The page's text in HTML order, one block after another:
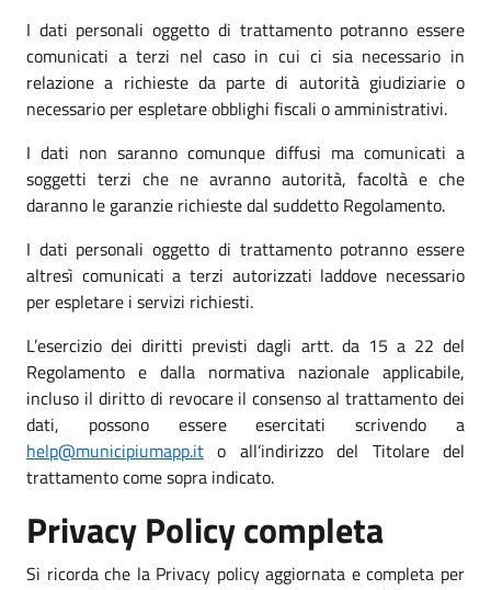
I dati personali oggetto di trattamento potranno essere
comunicati a terzi nel caso in cui ci sia necessario in
relazione a richieste da parte di autorità giudiziarie o
necessario per espletare obblighi fiscali o amministrativi.
I dati non saranno comunque diffusi ma comunicati a
soggetti terzi che ne avranno autorità, facoltà e che
daranno le garanzie richieste dal suddetto Regolamento.
I dati personali oggetto di trattamento potranno essere
altresì comunicati a terzi autorizzati laddove necessario
per espletare i servizi richiesti.
L’esercizio dei diritti previsti dagli artt. da 15 a 22 del
Regolamento e dalla normativa nazionale applicabile,
incluso il diritto di revocare il consenso al trattamento dei
dati, possono essere esercitati scrivendo a
help@municipiumapp.it o all’indirizzo del Titolare del
trattamento come sopra indicato.
Privacy Policy completa
Si ricorda che la Privacy policy aggiornata e completa per